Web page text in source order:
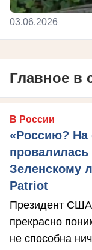
03.06.2026
Главное в
В России
«Россию? На
Зеленскому
Patriot
Президент США
прекрасно
не способна